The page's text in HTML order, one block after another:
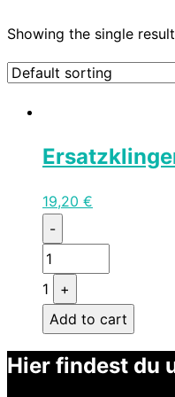
Showing the single result
19,20 €
Quantity
-
1
+
Add to cart
Hier findest du